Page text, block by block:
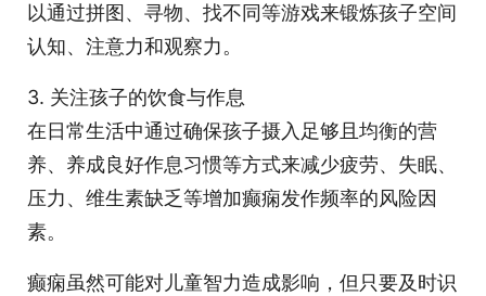
以通过拼图、寻物、找不同等游戏来锻炼孩子空间
认知、注意力和观察力。
3. 关注孩子的饮食与作息
在日常生活中通过确保孩子摄入足够且均衡的营
养、养成良好作息习惯等方式来减少疲劳、失眠、
压力、维生素缺乏等增加癫痫发作频率的风险因
素。
癫痫虽然可能对儿童智力造成影响，但只要及时识